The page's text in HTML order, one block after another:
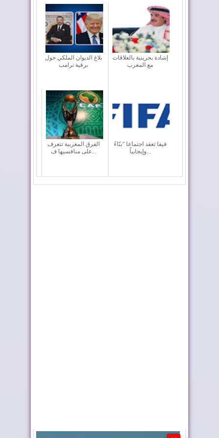
بلاغ الديوان الملكي حول
برقية ترامب
إشادة بحرينية بالعلاقات
مع المغرب
الفرق المغربية تتعرف
على منافسيها ف...
فيفا تعقد اجتماعا “بنّاءً
وإيجابياً...